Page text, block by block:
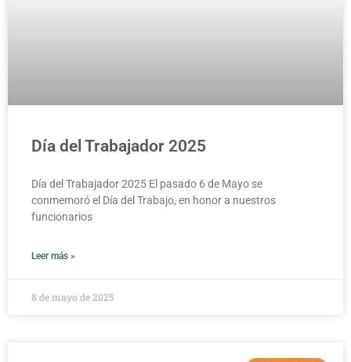
Día del Trabajador 2025
Día del Trabajador 2025 El pasado 6 de Mayo se
conmemoró el Día del Trabajo, en honor a nuestros
funcionarios
Leer más »
8 de mayo de 2025